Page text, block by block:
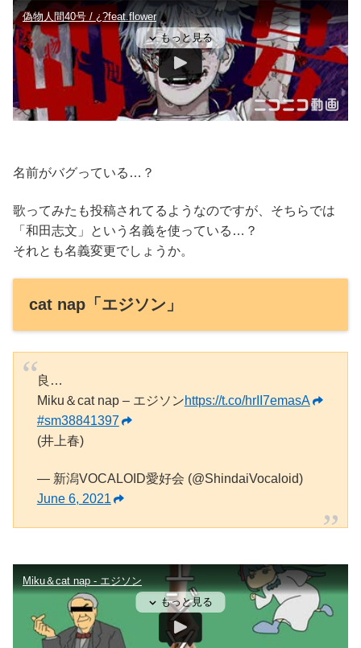
名前がバグっている…？
歌ってみたも投稿されてるようなのですが、そちらでは
「和田志文」という名義を使っている…？
それとも名義変更でしょうか。
cat nap「エジソン」
良…
Miku＆cat nap – エジソンhttps://t.co/hrII7emasA
#sm38841397
(井上春)
— 新潟VOCALOID愛好会 (@ShindaiVocaloid)
June 6, 2021